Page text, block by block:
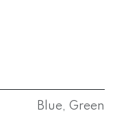
Blue, Green